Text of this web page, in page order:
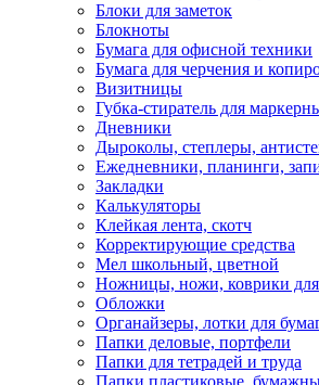
Блоки для заметок
Блокноты
Бумага для офисной техники
Бумага для черчения и
Визитницы
Губка-стиратель для
Дневники
Дыроколы, степлеры,
Ежедневники, планинги,
Закладки
Калькуляторы
Клейкая лента, скотч
Корректирующие средства
Мел школьный, цветной
Ножницы, ножи, коврики для
Обложки
Органайзеры, лотки для
Папки деловые, портфели
Папки для тетрадей и труда
Папки пластиковые,